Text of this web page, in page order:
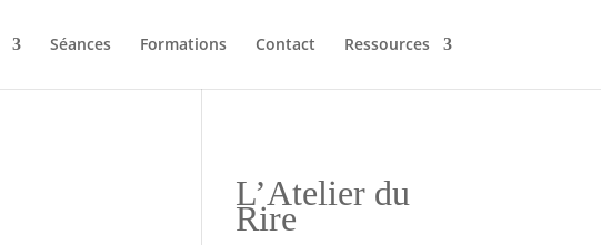
Séances Formations Contact Ressources
L’Atelier du
Rire